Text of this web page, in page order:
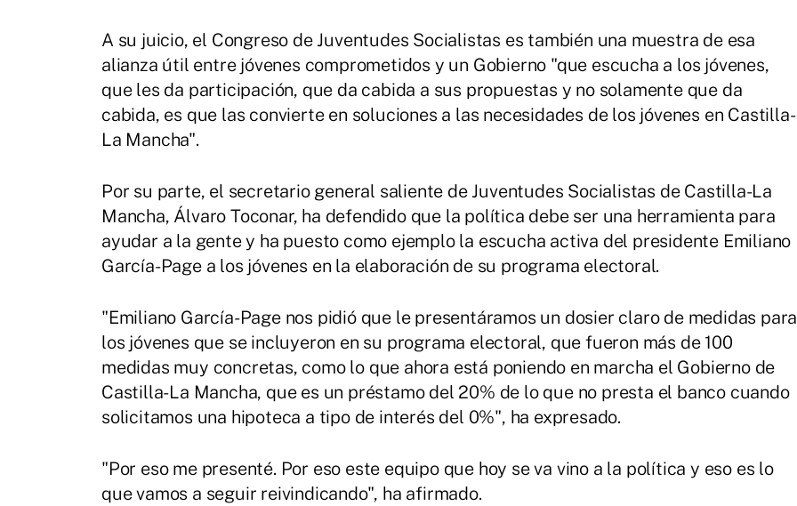
A su juicio, el Congreso de Juventudes Socialistas es también una muestra de esa
alianza útil entre jóvenes comprometidos y un Gobierno "que escucha a los jóvenes,
que les da participación, que da cabida a sus propuestas y no solamente que da
cabida, es que las convierte en soluciones a las necesidades de los jóvenes en Castilla-
La Mancha".
Por su parte, el secretario general saliente de Juventudes Socialistas de Castilla-La
Mancha, Álvaro Toconar, ha defendido que la política debe ser una herramienta para
ayudar a la gente y ha puesto como ejemplo la escucha activa del presidente Emiliano
García-Page a los jóvenes en la elaboración de su programa electoral.
"Emiliano García-Page nos pidió que le presentáramos un dosier claro de medidas para
los jóvenes que se incluyeron en su programa electoral, que fueron más de 100
medidas muy concretas, como lo que ahora está poniendo en marcha el Gobierno de
Castilla-La Mancha, que es un préstamo del 20% de lo que no presta el banco cuando
solicitamos una hipoteca a tipo de interés del 0%", ha expresado.
"Por eso me presenté. Por eso este equipo que hoy se va vino a la política y eso es lo
que vamos a seguir reivindicando", ha afirmado.